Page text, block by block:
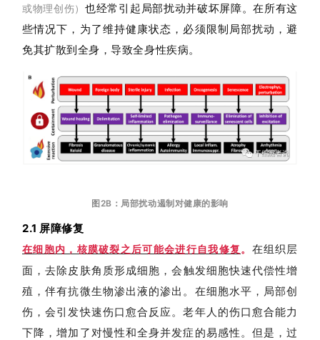
或物理创伤）也经常引起局部扰动并破坏屏障。在所有这
些情况下，为了维持健康状态，必须限制局部扰动，避
免其扩散到全身，导致全身性疾病。
图2B： 局部扰动遏制对健康的影响
2.1 屏障修复
在细胞内，核膜破裂之后可能会进行自我修复 。 在组织层
面，去除皮肤角质形成细胞，会触发细胞快速代偿性增
殖，伴有抗微生物渗出液的渗出。在细胞水平，局部创
伤，会引发快速伤口愈合反应。老年人的伤口愈合能力
下降，增加了对慢性和全身并发症的易感性。但是，过